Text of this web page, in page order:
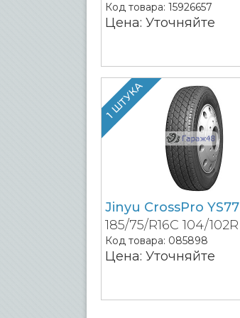
Код товара: 15926657
Цена: Уточняйте
1 ШТУКА
Jinyu CrossPro YS77
185/75/R16C 104/102R
Код товара: 085898
Цена: Уточняйте